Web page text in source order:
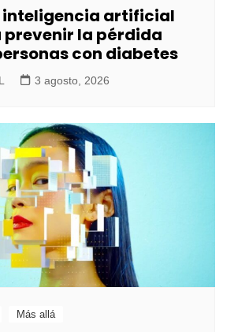
inteligencia artificial
prevenir la pérdida
con diabetes
3 agosto, 2026
Más allá